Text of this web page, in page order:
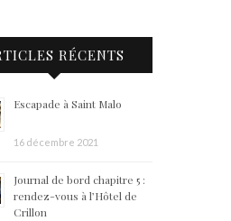
RÉCENTS
Escapade à Saint Malo
16 décembre 2021
Journal de bord chapitre 5 :
rendez-vous à l’Hôtel de
Crillon